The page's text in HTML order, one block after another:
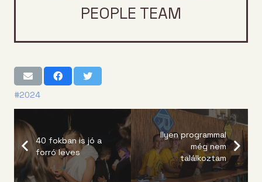
PEOPLE TEAM
#2024
40 fokban is jó a
forró leves
Ilyen programmal
még nem
találkoztam